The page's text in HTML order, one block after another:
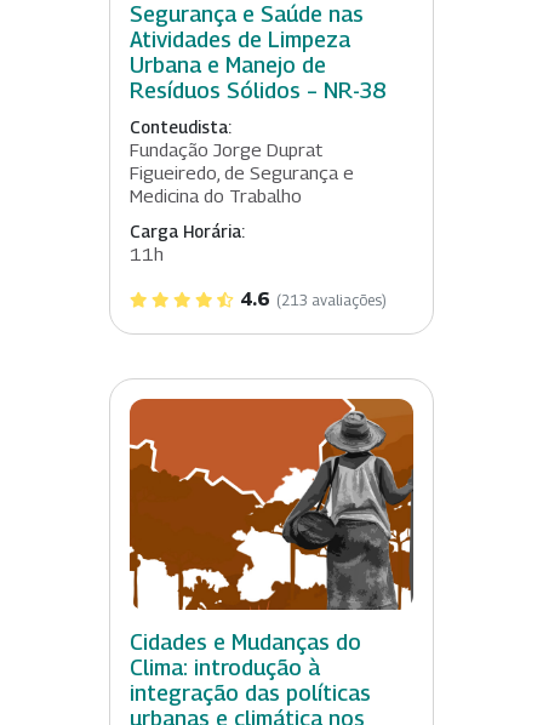
Segurança e Saúde nas
Atividades de Limpeza
Urbana e Manejo de
Resíduos Sólidos – NR-38
Conteudista:
Fundação Jorge Duprat
Figueiredo, de Segurança e
Medicina do Trabalho
Carga Horária:
11h
4.6 (213 avaliações)
Cidades e Mudanças do
Clima: introdução à
integração das políticas
urbanas e climática nos